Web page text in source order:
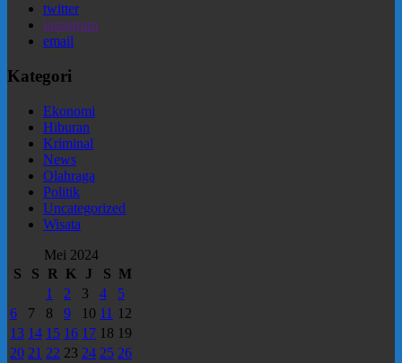
twitter
instagram
email
Kategori
Ekonomi
Hiburan
Kriminal
News
Olahraga
Politik
Uncategorized
Wisata
Mei 2024
S
S R K J S M
1
2 3 4
5
6
7 8 9 10 11 12
13 14 15 16 17 18 19
20 21 22 23 24 25 26